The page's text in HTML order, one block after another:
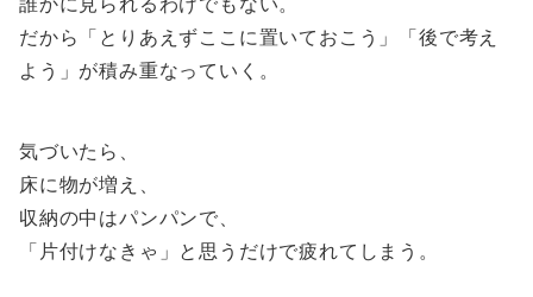
誰かに見られるわけでもない。
だから「とりあえずここに置いておこう」「後で考え
よう」が積み重なっていく。
気づいたら、
床に物が増え、
収納の中はパンパンで、
「片付けなきゃ」と思うだけで疲れてしまう。